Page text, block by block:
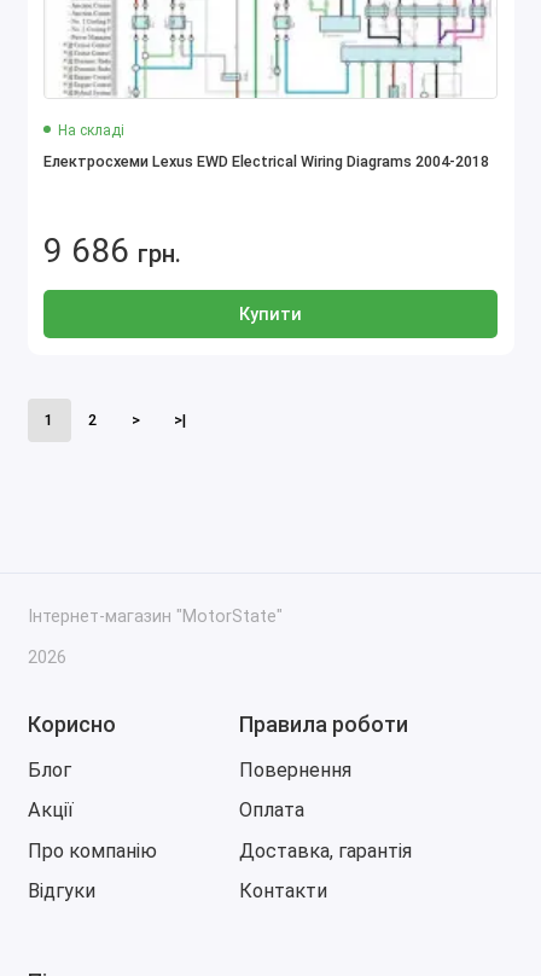
На складі
Електросхеми Lexus EWD Electrical Wiring Diagrams 2004-2018
9 686 грн.
Купити
1 2 > >|
Інтернет-магазин "MotorState"
2026
Корисно
Блог
Акції
Про компанію
Відгуки
Правила роботи
Повернення
Оплата
Доставка, гарантія
Контакти